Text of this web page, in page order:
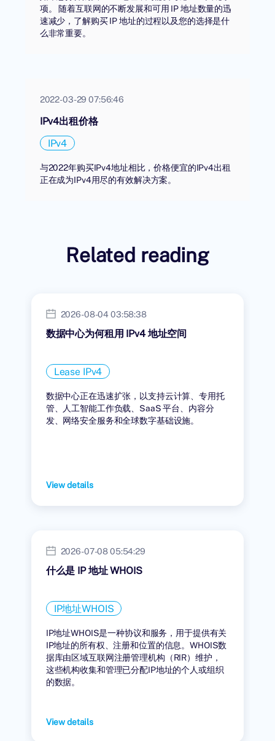
项。 随着互联网的不断发展和可用 IP 地址数量的迅
速减少，了解购买 IP 地址的过程以及您的选择是什
么非常重要。
2022-03-29 07:56:46
IPv4出租价格
IPv4
与2022年购买IPv4地址相比，价格便宜的IPv4出租
正在成为IPv4用尽的有效解决方案。
Related reading
2026-08-04 03:58:38
数据中心为何租用 IPv4 地址空间
Lease IPv4
数据中心正在迅速扩张，以支持云计算、专用托
管、人工智能工作负载、SaaS 平台、内容分
发、网络安全服务和全球数字基础设施。
View details
2026-07-08 05:54:29
什么是 IP 地址 WHOIS
IP地址WHOIS
IP地址WHOIS是一种协议和服务，用于提供有关
IP地址的所有权、注册和位置的信息。WHOIS数
据库由区域互联网注册管理机构（RIR）维护，
这些机构收集和管理已分配IP地址的个人或组织
的数据。
View details